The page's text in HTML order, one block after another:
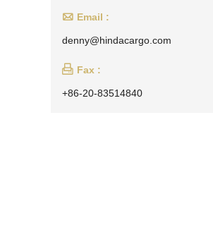
 Email :
denny@hindacargo.com
 Fax :
+86-20-83514840